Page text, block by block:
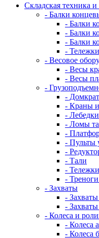
Складская техника
- Балки
- Балки
- Балки
- Балки
-
- Весовое
- Весы
- Весы
-
-
- Краны
- Лебедки
- Ломы
-
- Пульты
-
- Тали
-
-
- Захваты
-
-
- Колеса и
- Колеса
- Колеса